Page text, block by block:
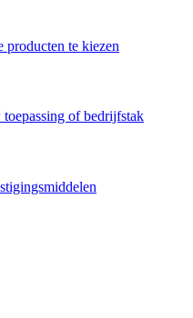
producten te kiezen
of bedrijfstak